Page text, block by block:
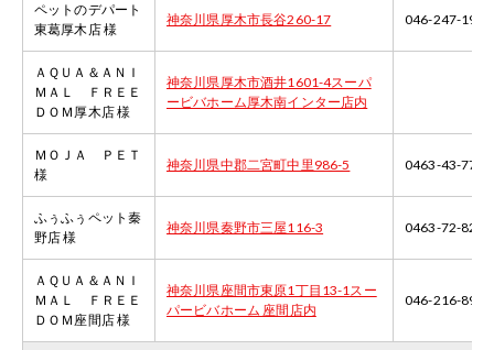
ペットのデパート
東葛厚木店 様
神奈川県厚木市長谷260-17 046-247-1911
ＡＱＵＡ＆ＡＮＩ
ＭＡＬ ＦＲＥＥ
ＤＯＭ厚木店 様
神奈川県厚木市酒井1601-4スーパ
ービバホーム厚木南インター店内
ＭＯＪＡ ＰＥＴ
様
神奈川県中郡二宮町中里986-5 0463-43-7726
ふぅふぅペット秦
野店 様
神奈川県秦野市三屋116-3 0463-72-8222
ＡＱＵＡ＆ＡＮＩ
ＭＡＬ ＦＲＥＥ
ＤＯＭ座間店 様
神奈川県座間市東原1丁目13-1スー
パービバホーム 座間店内
046-216-8958